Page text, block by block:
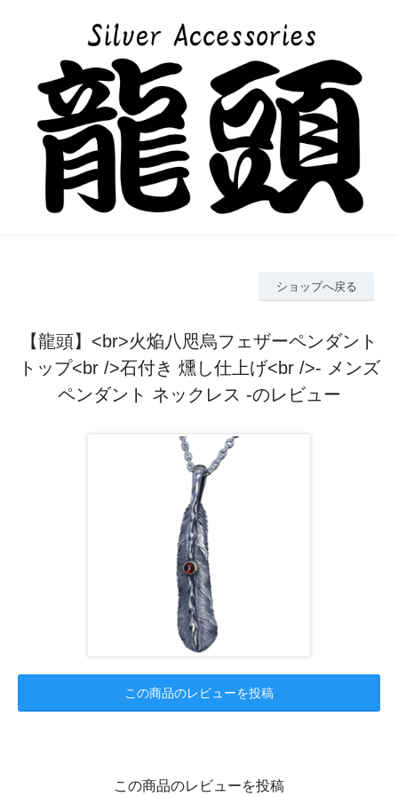
ショップへ戻る
【龍頭】<br>火焔八咫烏フェザーペンダント
トップ<br />石付き 燻し仕上げ<br />- メンズ
ペンダント ネックレス -のレビュー
この商品のレビューを投稿
この商品のレビューを投稿